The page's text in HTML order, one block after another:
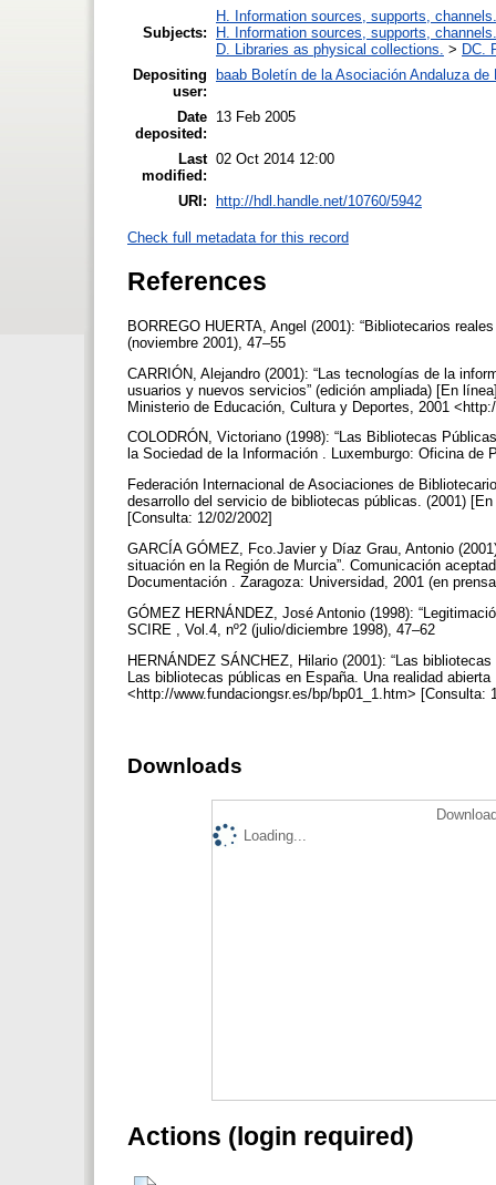
Subjects:
H. Information sources, supports, channels.
H. Information sources, supports, channels.
D. Libraries as physical collections. > DC.
Depositing
user:
baab Boletín de la Asociación Andaluza de
Date
deposited:
13 Feb 2005
Last
modified:
02 Oct 2014 12:00
URI: http://hdl.handle.net/10760/5942
Check full metadata for this record
References
BORREGO HUERTA, Angel (2001): “Bibliotecarios
(noviembre 2001), 47–55
CARRIÓN, Alejandro (2001): “Las tecnologías de la
usuarios y nuevos servicios” (edición ampliada) [En
Ministerio de Educación, Cultura y Deportes, 2001
COLODRÓN, Victoriano (1998): “Las Bibliotecas
la Sociedad de la Información . Luxemburgo: Oficina
Federación Internacional de Asociaciones de
desarrollo del servicio de bibliotecas públicas. (2001)
[Consulta: 12/02/2002]
GARCÍA GÓMEZ, Fco.Javier y Díaz Grau, Antonio
situación en la Región de Murcia”. Comunicación
Documentación . Zaragoza: Universidad, 2001 (en
GÓMEZ HERNÁNDEZ, José Antonio (1998):
SCIRE , Vol.4, nº2 (julio/diciembre 1998), 47–62
HERNÁNDEZ SÁNCHEZ, Hilario (2001): “Las
Las bibliotecas públicas en España. Una realidad
<http://www.fundaciongsr.es/bp/bp01_1.htm> [Consulta:
Downloads
Loading...
Actions (login required)